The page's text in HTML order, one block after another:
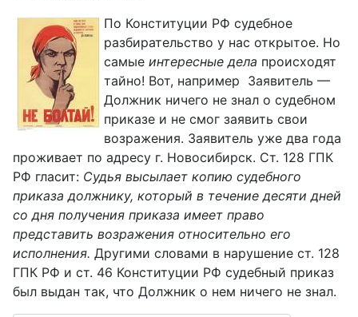
По Конституции РФ судебное
разбирательство у нас открытое. Но
самые интересные дела происходят
тайно! Вот, например Заявитель —
Должник ничего не знал о судебном
приказе и не смог заявить свои
возражения. Заявитель уже два года
проживает по адресу г. Новосибирск. Ст. 128 ГПК
РФ гласит: Судья высылает копию судебного
приказа должнику, который в течение десяти дней
со дня получения приказа имеет право
представить возражения относительно его
исполнения. Другими словами в нарушение ст. 128
ГПК РФ и ст. 46 Конституции РФ судебный приказ
был выдан так, что Должник о нем ничего не знал.